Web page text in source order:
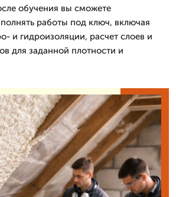
обучения вы сможете
работы под ключ, включая
и гидроизоляции, расчет слоев и
для заданной плотности и